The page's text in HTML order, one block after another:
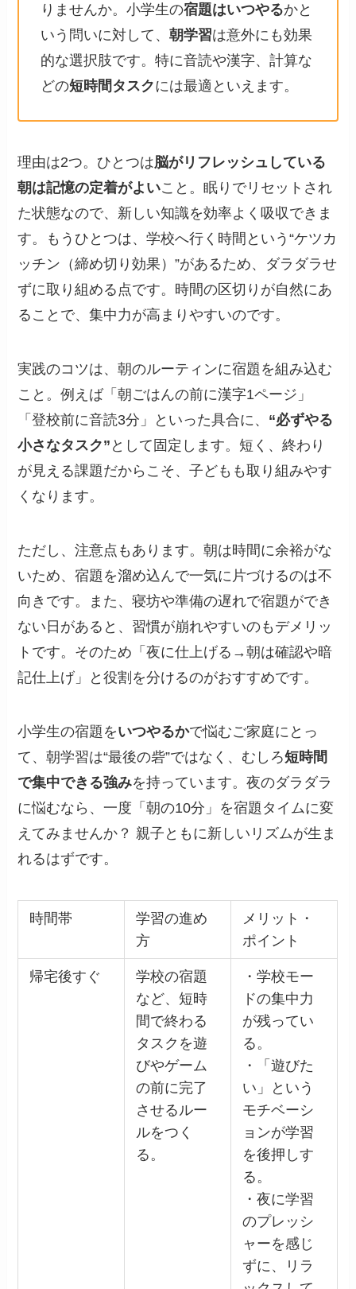
りませんか。小学生の宿題はいつやるかと
いう問いに対して、朝学習は意外にも効果
的な選択肢です。特に音読や漢字、計算な
どの短時間タスクには最適といえます。
理由は2つ。ひとつは脳がリフレッシュしている
朝は記憶の定着がよいこと。眠りでリセットされ
た状態なので、新しい知識を効率よく吸収できま
す。もうひとつは、学校へ行く時間という“ケツカ
ッチン（締め切り効果）”があるため、ダラダラせ
ずに取り組める点です。時間の区切りが自然にあ
ることで、集中力が高まりやすいのです。
実践のコツは、朝のルーティンに宿題を組み込む
こと。例えば「朝ごはんの前に漢字1ページ」
「登校前に音読3分」といった具合に、 “必ずやる
小さなタスク” として固定します。短く、終わり
が見える課題だからこそ、子どもも取り組みやす
くなります。
ただし、注意点もあります。朝は時間に余裕がな
いため、宿題を溜め込んで一気に片づけるのは不
向きです。また、寝坊や準備の遅れで宿題ができ
ない日があると、習慣が崩れやすいのもデメリッ
トです。そのため「夜に仕上げる→朝は確認や暗
記仕上げ」と役割を分けるのがおすすめです。
小学生の宿題をいつやるかで悩むご家庭にとっ
て、朝学習は“最後の砦”ではなく、むしろ短時間
で集中できる強みを持っています。夜のダラダラ
に悩むなら、一度「朝の10分」を宿題タイムに変
えてみませんか？ 親子ともに新しいリズムが生ま
れるはずです。
時間帯
学習の進め
方
メリット・
ポイント
帰宅後すぐ
学校の宿題
など、短時
間で終わる
タスクを遊
びやゲーム
の前に完了
させるルー
ルをつく
る。
・学校モー
ドの集中力
が残ってい
る。
・「遊びた
い」という
モチベーシ
ョンが学習
を後押しす
る。
・夜に学習
のプレッシ
ャーを感じ
ずに、リラ